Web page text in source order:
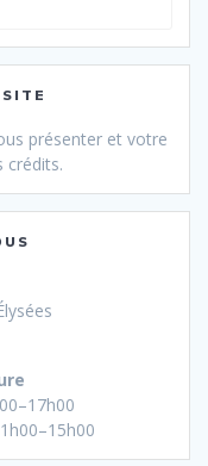
présenter et votre
crédits.